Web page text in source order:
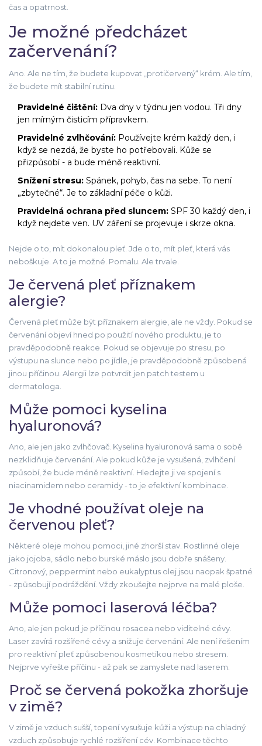
čas a opatrnost.
Je možné předcházet
začervenání?
Ano. Ale ne tím, že budete kupovat „protičervený“ krém. Ale tím,
že budete mít stabilní rutinu.
Pravidelné čištění: Dva dny v týdnu jen vodou. Tři dny
jen mírným čisticím přípravkem.
Pravidelné zvlhčování: Používejte krém každý den, i
když se nezdá, že byste ho potřebovali. Kůže se
přizpůsobí - a bude méně reaktivní.
Snížení stresu: Spánek, pohyb, čas na sebe. To není
„zbytečné“. Je to základní péče o kůži.
Pravidelná ochrana před sluncem: SPF 30 každý den, i
když nejdete ven. UV záření se projevuje i skrze okna.
Nejde o to, mít dokonalou pleť. Jde o to, mít pleť, která vás
neboškuje. A to je možné. Pomalu. Ale trvale.
Je červená pleť příznakem
alergie?
Červená pleť může být příznakem alergie, ale ne vždy. Pokud se
červenání objeví hned po použití nového produktu, je to
pravděpodobně reakce. Pokud se objevuje po stresu, po
výstupu na slunce nebo po jídle, je pravděpodobně způsobená
jinou příčinou. Alergii lze potvrdit jen patch testem u
dermatologa.
Může pomoci kyselina
hyaluronová?
Ano, ale jen jako zvlhčovač. Kyselina hyaluronová sama o sobě
nezklidňuje červenání. Ale pokud kůže je vysušená, zvlhčení
způsobí, že bude méně reaktivní. Hledejte ji ve spojení s
niacinamidem nebo ceramidy - to je efektivní kombinace.
Je vhodné používat oleje na
červenou pleť?
Některé oleje mohou pomoci, jiné zhorší stav. Rostlinné oleje
jako jojoba, sádlo nebo burské máslo jsou dobře snášeny.
Citronový, peppermint nebo eukalyptus olej jsou naopak špatné
- způsobují podráždění. Vždy zkoušejte nejprve na malé ploše.
Může pomoci laserová léčba?
Ano, ale jen pokud je příčinou rosacea nebo viditelné cévy.
Laser zavírá rozšířené cévy a snižuje červenání. Ale není řešením
pro reaktivní pleť způsobenou kosmetikou nebo stresem.
Nejprve vyřešte příčinu - až pak se zamyslete nad laserem.
Proč se červená pokožka zhoršuje
v zimě?
V zimě je vzduch sušší, topení vysušuje kůži a výstup na chladný
vzduch způsobuje rychlé rozšíření cév. Kombinace těchto